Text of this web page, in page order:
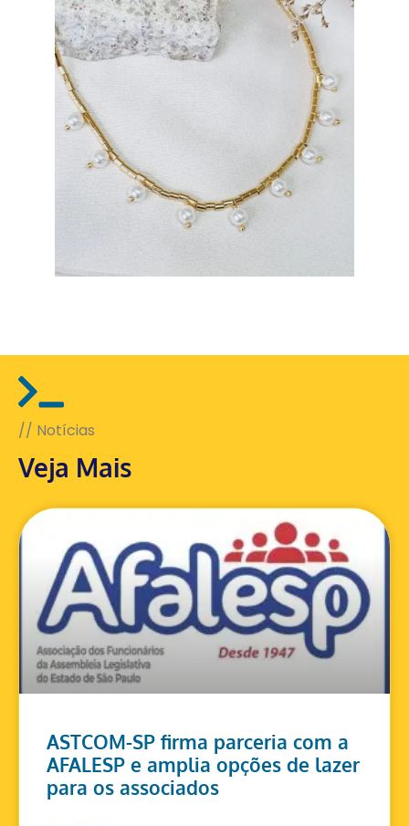
// Notícias
Veja Mais
ASTCOM-SP firma parceria com a
AFALESP e amplia opções de lazer
para os associados